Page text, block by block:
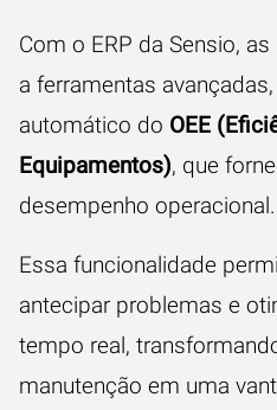
Com o ERP da Sensio,
a ferramentas
automático do OEE
Equipamentos), que
desempenho operacional.
Essa funcionalidade
antecipar problemas e
tempo real,
manutenção em uma